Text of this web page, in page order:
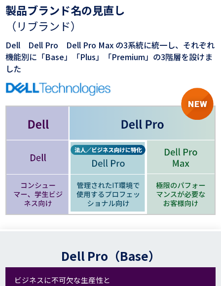
製品ブランド名の見直し
（リブランド）
Dell Dell Pro Dell Pro Max の3系統に統一し、それぞれ
機能別に「Base」「Plus」「Premium」の3階層を設けま
した
Dell Pro（Base）
ビジネスに不可欠な生産性と